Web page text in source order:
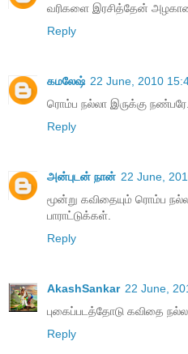
வரிகளை இரசித்தேன்
Reply
கமலேஷ் 22 June, 2010
ரொம்ப நல்லா இருக்கு
Reply
அன்புடன் நான் 22 June,
மூன்று கவிதையும் ரொம்ப
பாராட்டுக்கள்.
Reply
AkashSankar 22 June,
புகைப்படத்தோடு கவிதை
Reply